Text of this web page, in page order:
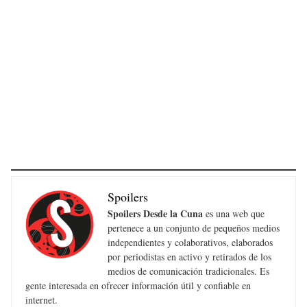
Spoilers
Spoilers Desde la Cuna es una web que
pertenece a un conjunto de pequeños medios
independientes y colaborativos, elaborados
por periodistas en activo y retirados de los
medios de comunicación tradicionales. Es
gente interesada en ofrecer información útil y confiable en
internet.